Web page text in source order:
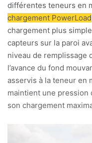
différentes teneurs en
chargement PowerLoad
chargement plus
capteurs sur la paroi
niveau de remplissage
l’avance du fond
asservis à la teneur en
maintient une pression
son chargement